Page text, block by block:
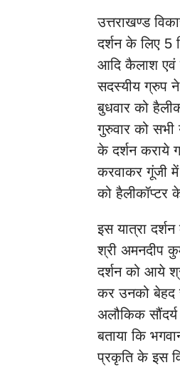
उत्तराखण्ड
दर्शन के लिए 5
आदि कैलाश एवं
सदस्यीय ग्रुप
बुधवार को
गुरुवार को सभी
के दर्शन कराये
करवाकर गूंजी में
को हैलीकॉप्टर
इस यात्रा
श्री अमनदीप
दर्शन को आये
कर उनको बेहद
अलौकिक
बताया कि
प्रकृति के इस